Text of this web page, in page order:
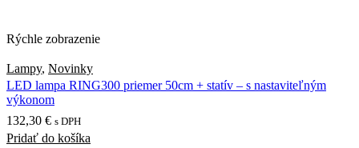
Rýchle zobrazenie
Lampy, Novinky
LED lampa RING300 priemer 50cm + statív – s nastaviteľným
výkonom
132,30 € s DPH
Pridať do košíka